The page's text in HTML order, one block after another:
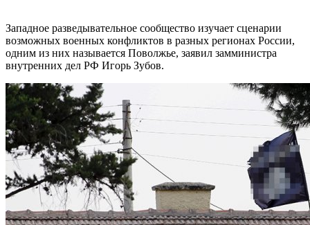
Западное разведывательное сообщество изучает сценарии
возможных военных конфликтов в разных регионах России,
одним из них называется Поволжье, заявил замминистра
внутренних дел РФ Игорь Зубов.